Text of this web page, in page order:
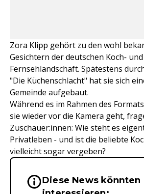
Zora Klipp gehört zu den wohl
Gesichtern der deutschen Koch- und
Fernsehlandschaft. Spätestens
"Die Küchenschlacht" hat sie sich
Gemeinde aufgebaut.
Während es im Rahmen des
sie wieder vor die Kamera geht,
Zuschauer:innen: Wie steht es
Privatleben - und ist die beliebte
vielleicht sogar vergeben?
Wichtige Hinweise &
Diese News könnten